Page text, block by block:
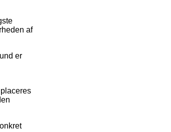
af
er